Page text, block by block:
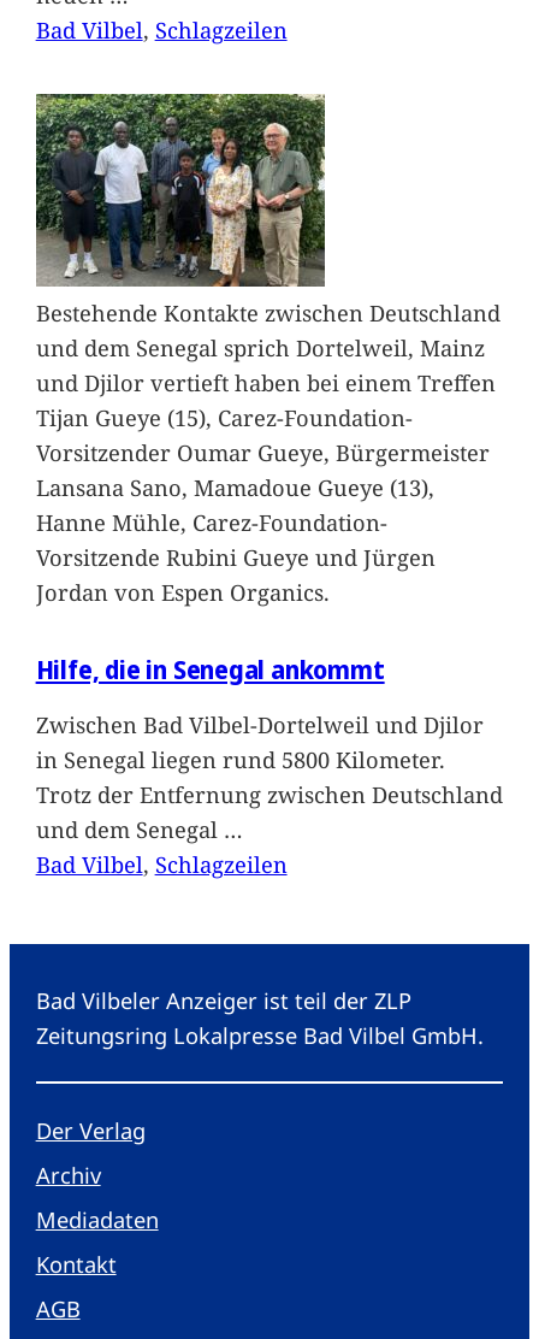
Bad Vilbel, Schlagzeilen
Bestehende Kontakte zwischen Deutschland
und dem Senegal sprich Dortelweil, Mainz
und Djilor vertieft haben bei einem Treffen
Tijan Gueye (15), Carez-Foundation-
Vorsitzender Oumar Gueye, Bürgermeister
Lansana Sano, Mamadoue Gueye (13),
Hanne Mühle, Carez-Foundation-
Vorsitzende Rubini Gueye und Jürgen
Jordan von Espen Organics.
Hilfe, die in Senegal ankommt
Zwischen Bad Vilbel-Dortelweil und Djilor
in Senegal liegen rund 5800 Kilometer.
Trotz der Entfernung zwischen Deutschland
und dem Senegal …
Bad Vilbel, Schlagzeilen
Bad Vilbeler Anzeiger ist teil der ZLP
Zeitungsring Lokalpresse Bad Vilbel GmbH.
Der Verlag
Archiv
Mediadaten
Kontakt
AGB